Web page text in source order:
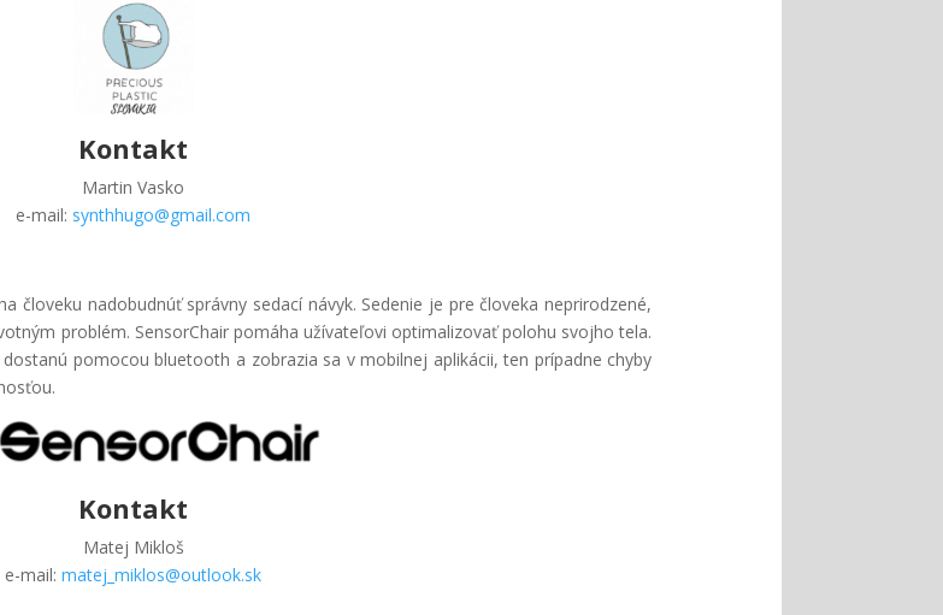
Kontakt
Martin Vasko
e-mail: synthhugo@gmail.com
človeku nadobudnúť správny sedací návyk. Sedenie je pre človeka neprirodzené,
problém. SensorChair pomáha užívateľovi optimalizovať polohu svojho tela.
pomocou bluetooth a zobrazia sa v mobilnej aplikácii, ten prípadne chyby
Kontakt
Matej Mikloš
e-mail:matej_miklos@outlook.sk